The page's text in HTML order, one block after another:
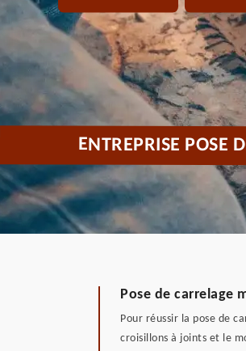
ENTREPRISE POSE
Pose de carrelage
Pour réussir la pose de
croisillons à joints et le